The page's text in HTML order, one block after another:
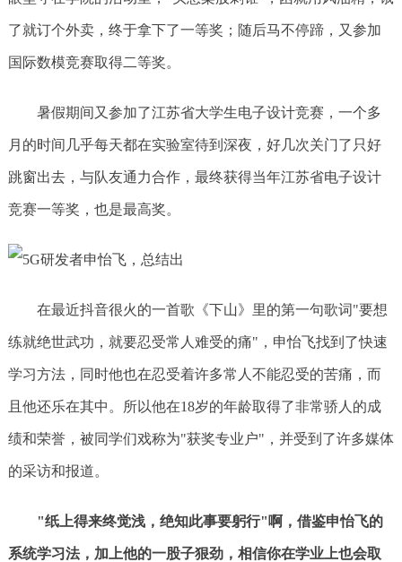
了就订个外卖，终于拿下了一等奖；随后马不停蹄，又参加
国际数模竞赛取得二等奖。
暑假期间又参加了江苏省大学生电子设计竞赛，一个多
月的时间几乎每天都在实验室待到深夜，好几次关门了只好
跳窗出去，与队友通力合作，最终获得当年江苏省电子设计
竞赛一等奖，也是最高奖。
在最近抖音很火的一首歌《下山》里的第一句歌词"要想
练就绝世武功，就要忍受常人难受的痛"，申怡飞找到了快速
学习方法，同时他也在忍受着许多常人不能忍受的苦痛，而
且他还乐在其中。所以他在18岁的年龄取得了非常骄人的成
绩和荣誉，被同学们戏称为"获奖专业户"，并受到了许多媒体
的采访和报道。
"纸上得来终觉浅，绝知此事要躬行"啊，借鉴申怡飞的
系统学习法，加上他的一股子狠劲，相信你在学业上也会取